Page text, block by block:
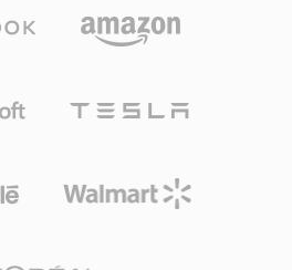
วิดีโอ ไฟล์ M2TS รักษาตัวบ่งชี้
และข้อมูลเมนูแบบโต้ตอบ
องรับตัวแปลงสัญญาณคุณภาพ
สูงที่ต้องการรักษาคุณภาพ
น
ปแบบแลกเปลี่ยนที่ยอมรับใน
บทุกตัว ไฟล์ WAV คุณภาพ CD
44.1 kHz สเตอริโอ ขณะที่
สูงสุด 192 kHz ข้อดีสำคัญคือ